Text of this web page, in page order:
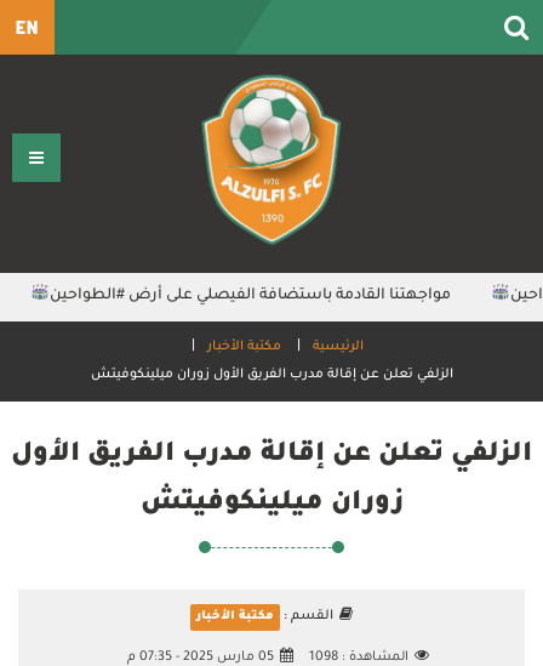
EN
مواجهتنا القادمة باستضافة الفيصلي على أرض ⁧‫#الطواحين‬⁩
الرئيسية
مكتبة الأخبار
الزلفي تعلن عن إقالة مدرب الفريق الأول زوران ميلينكوفيتش
الزلفي تعلن عن إقالة مدرب الفريق الأول
زوران ميلينكوفيتش
القسم : مكتبة الأخبار
المشاهدة :1098 05 مارس 2025 - 07:35 م